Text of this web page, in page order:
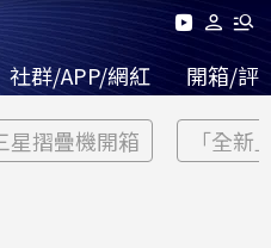
社群/APP/網紅 開箱/評
星摺疊機開箱 「全新